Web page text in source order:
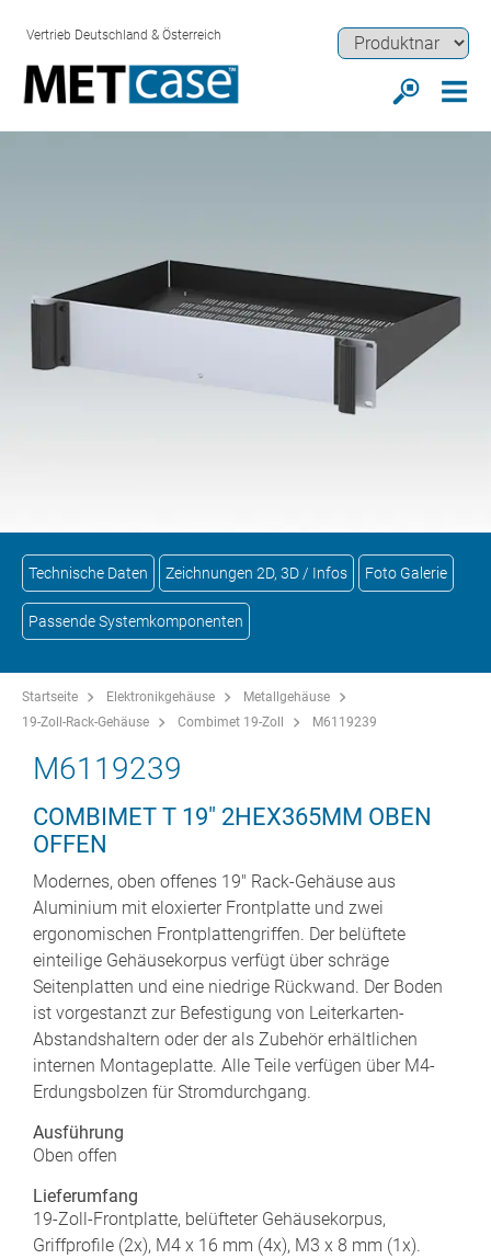
Vertrieb Deutschland & Österreich
Technische Daten Zeichnungen 2D, 3D / Infos Foto Galerie
Passende Systemkomponenten
Startseite Elektronikgehäuse
Metallgehäuse
19-Zoll-Rack-Gehäuse
Combimet 19-Zoll M6119239
M6119239
COMBIMET T 19" 2HEX365MM OBEN
OFFEN
Modernes, oben offenes 19" Rack-Gehäuse aus
Aluminium mit eloxierter Frontplatte und zwei
ergonomischen Frontplattengriffen. Der belüftete
einteilige Gehäusekorpus verfügt über schräge
Seitenplatten und eine niedrige Rückwand. Der Boden
ist vorgestanzt zur Befestigung von Leiterkarten-
Abstandshaltern oder der als Zubehör erhältlichen
internen Montageplatte. Alle Teile verfügen über M4-
Erdungsbolzen für Stromdurchgang.
Ausführung
Oben offen
Lieferumfang
19-Zoll-Frontplatte, belüfteter Gehäusekorpus,
Griffprofile (2x), M4 x 16 mm (4x), M3 x 8 mm (1x).